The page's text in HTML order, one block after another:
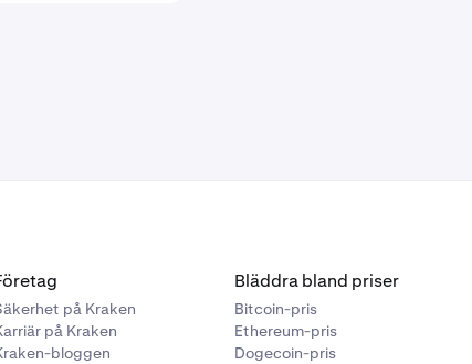
på Kraken
på Kraken
bloggen
Bläddra bland priser
Bitcoin-pris
Ethereum-pris
Dogecoin-pris